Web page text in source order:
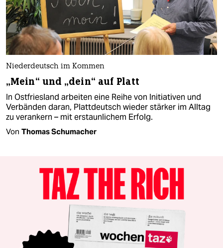
Niederdeutsch im Kommen
„Mein“ und „dein“ auf Platt
In Ostfriesland arbeiten eine Reihe von Initiativen und
Verbänden daran, Plattdeutsch wieder stärker im Alltag
zu verankern – mit erstaunlichem Erfolg.
Von Thomas Schumacher